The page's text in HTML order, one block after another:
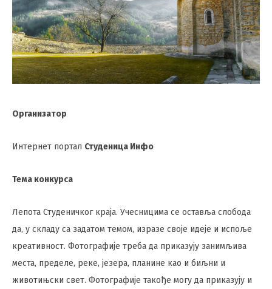
Организатор
Интернет портал Студеница Инфо
Тема конкурса
Лепота Студеничког краја. Учесницима се оставља слобода
да, у складу са задатом темом, изразе своје идеје и испоље
креативност. Фотографије треба да приказују занимљива
места, пределе, реке, језера, планине као и биљни и
животињски свет. Фотографије такође могу да приказују и